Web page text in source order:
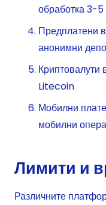
обработка 3-5
Предплатени
анонимни
Litecoin
Мобилни
мобилни
Лимити и
Различните